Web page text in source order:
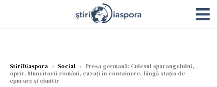
StiriDiaspora › Social › Presa germană: Culesul sparangelului,
oprit. Muncitorii români, cazați în containere, lângă stația de
epurare și cimitir